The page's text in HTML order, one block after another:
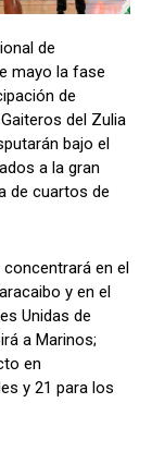
de
mayo la fase
de
del Zulia
bajo el
a la gran
de cuartos de
en el
y en el
Unidas de
a Marinos;
en
y 21 para los